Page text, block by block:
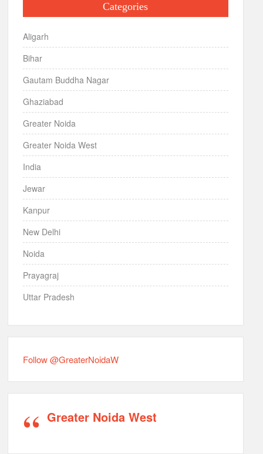
Categories
Aligarh
Bihar
Gautam Buddha Nagar
Ghaziabad
Greater Noida
Greater Noida West
India
Jewar
Kanpur
New Delhi
Noida
Prayagraj
Uttar Pradesh
Follow @GreaterNoidaW
Greater Noida West